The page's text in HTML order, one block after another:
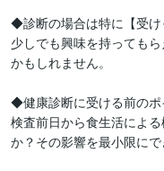
◆診断の場合は特に【受け
少しでも興味を持っても
かもしれません。
◆健康診断に受ける前のポ
検査前日から食生活によ
か？その影響を最小限にで